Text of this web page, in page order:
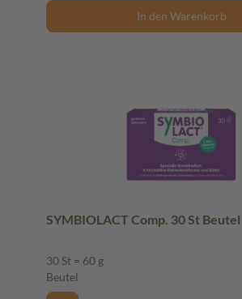
In den Warenkorb
SYMBIOLACT Comp. 30 St Beutel
30 St = 60 g
Beutel